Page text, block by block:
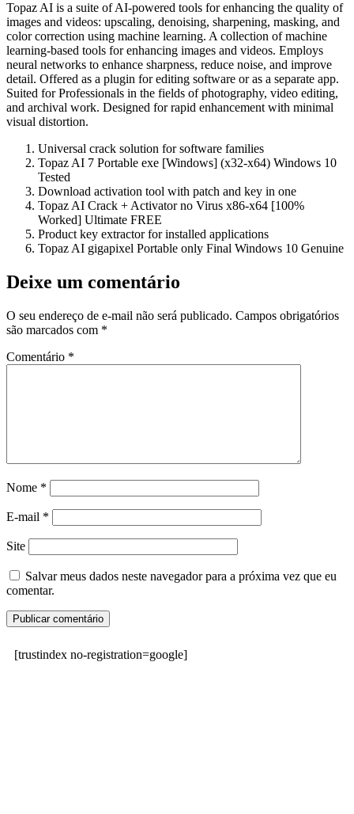
Topaz AI is a suite of AI-powered tools for enhancing the quality of
images and videos: upscaling, denoising, sharpening, masking, and
color correction using machine learning. A collection of machine
learning-based tools for enhancing images and videos. Employs
neural networks to enhance sharpness, reduce noise, and improve
detail. Offered as a plugin for editing software or as a separate app.
Suited for Professionals in the fields of photography, video editing,
and archival work. Designed for rapid enhancement with minimal
visual distortion.
Universal crack solution for software families
Topaz AI 7 Portable exe [Windows] (x32-x64) Windows 10
Tested
Download activation tool with patch and key in one
Topaz AI Crack + Activator no Virus x86-x64 [100%
Worked] Ultimate FREE
Product key extractor for installed applications
Topaz AI gigapixel Portable only Final Windows 10 Genuine
Deixe um comentário
O seu endereço de e-mail não será publicado. Campos obrigatórios
são marcados com *
Comentário *
Nome *
E-mail *
Site
Salvar meus dados neste navegador para a próxima vez que eu
comentar.
[trustindex no-registration=google]